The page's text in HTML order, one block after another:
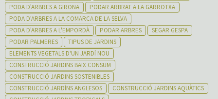
PODA D'ARBRES A GIRONA
PODAR ARBRAT A LA GARROTXA
PODA D'ARBRES A LA COMARCA DE LA SELVA
PODA D'ARBRES A L'EMPORDÀ
PODAR ARBRES
SEGAR GESPA
PODAR PALMERES
TIPUS DE JARDINS
ELEMENTS VEGETALS D'UN JARDÍ NOU
CONSTRUCCIÓ JARDINS BAIX CONSUM
CONSTRUCCIÓ JARDINS SOSTENIBLES
CONSTRUCCIÓ JARDÍNS ANGLESOS
CONSTRUCCIÓ JARDINS AQUÀTICS